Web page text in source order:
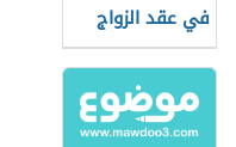
في عقد الزواج